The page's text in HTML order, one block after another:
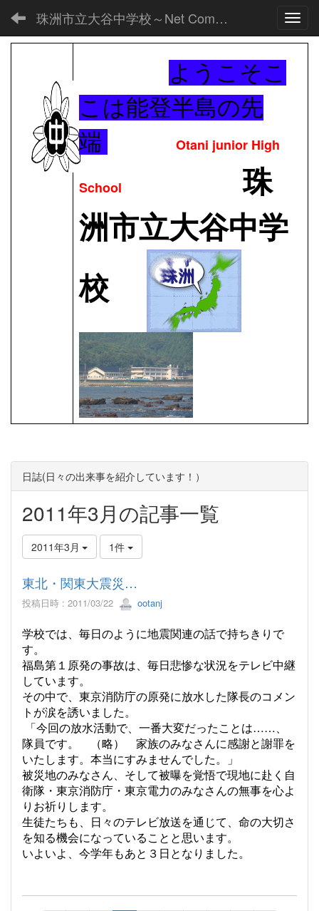
珠洲市立大谷中学校～Net Commons～
ようこそこ
こは能登半島の先
端
Otani junior High
School
珠
洲市立大谷中学
校
日誌(日々の出来事を紹介しています！）
2011年3月の記事一覧
2011年3月 1件
東北・関東大震災…
投稿日時 : 2011/03/22 ootanj
学校では、毎日のように地震関連の話で持ちきりで
す。
福島第１原発の事故は、毎日悲惨な状況をテレビ中継
しています。
その中で、東京消防庁の原発に放水した隊長のコメン
トが涙を誘いました。
「今回の放水活動で、一番大変だったことは……、
隊員です。 （略） 家族のみなさんに感謝と謝罪を
いたします。本当にすみませんでした。」
被災地のみなさん、そして被曝を覚悟で現地に赴く自
衛隊・東京消防庁・東京電力のみなさんの無事を心よ
りお祈りします。
生徒たちも、日々のテレビ放送を通じて、命の大切さ
を知る機会になっていることと思います。
いよいよ、今学年もあと３日となりました。